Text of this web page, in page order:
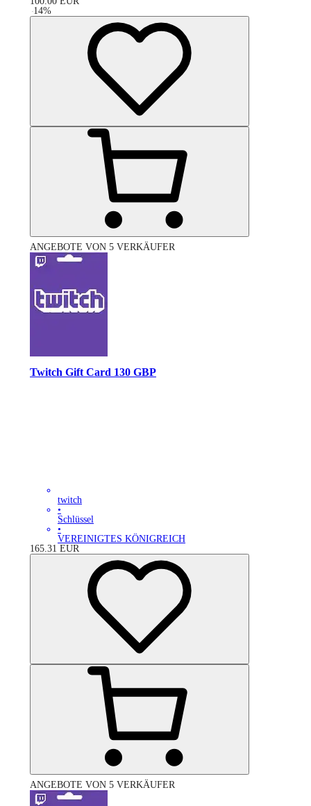
-14%
ANGEBOTE VON 5 VERKÄUFER
Twitch Gift Card 130 GBP
twitch
•
Schlüssel
•
VEREINIGTES KÖNIGREICH
165.31 EUR
ANGEBOTE VON 5 VERKÄUFER